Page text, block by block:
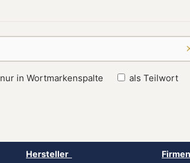
nur in Wortmarkenspalte als Teilwort
Hersteller